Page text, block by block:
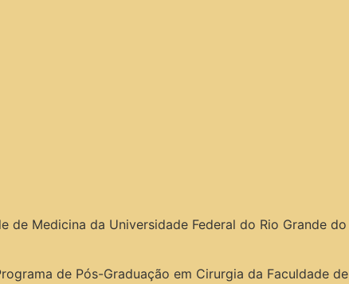
de Medicina da Universidade Federal do Rio Grande do
de Pós-Graduação em Cirurgia da Faculdade de